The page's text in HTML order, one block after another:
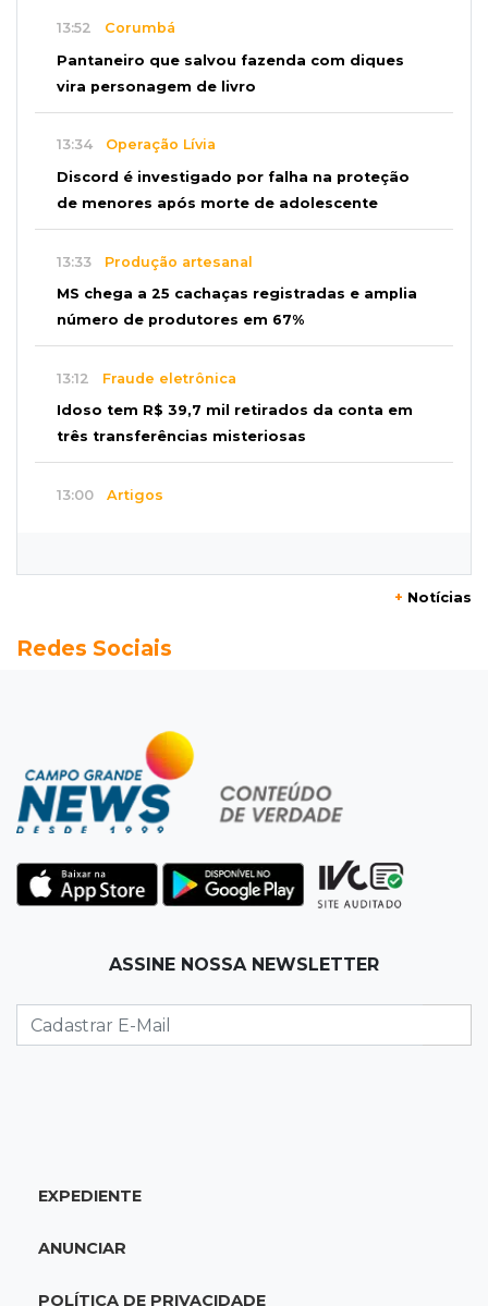
13:52 Corumbá
Pantaneiro que salvou fazenda com diques
vira personagem de livro
13:34 Operação Lívia
Discord é investigado por falha na proteção
de menores após morte de adolescente
13:33 Produção artesanal
MS chega a 25 cachaças registradas e amplia
número de produtores em 67%
13:12 Fraude eletrônica
Idoso tem R$ 39,7 mil retirados da conta em
três transferências misteriosas
13:00 Artigos
sem energia em Campo Grande
Mulher em situação de rua coloca fogo em
terreno e causa incêndio no Santo Amaro
12:10 Direito
encurta tarefas administrativas
Justiça manda tirar canil e proíbe treino do
Vereadora é acusada de insinuar em vídeo
+ Notícias
Redes Sociais
ASSINE NOSSA NEWSLETTER
EXPEDIENTE
ANUNCIAR
POLÍTICA DE PRIVACIDADE